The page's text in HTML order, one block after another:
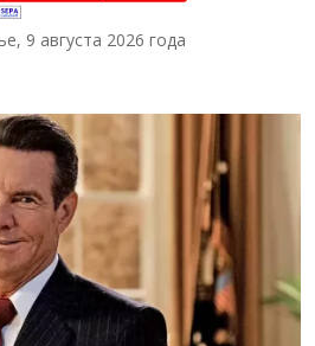
9 августа 2026 года